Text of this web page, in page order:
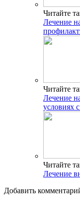
Читайте
Лечение
Читайте
Лечение
условиях
Читайте
Лечение
Добавить